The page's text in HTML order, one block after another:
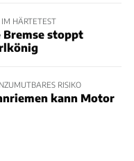
IM HÄRTETEST
Bremse stoppt
RISIKO
kann Motor